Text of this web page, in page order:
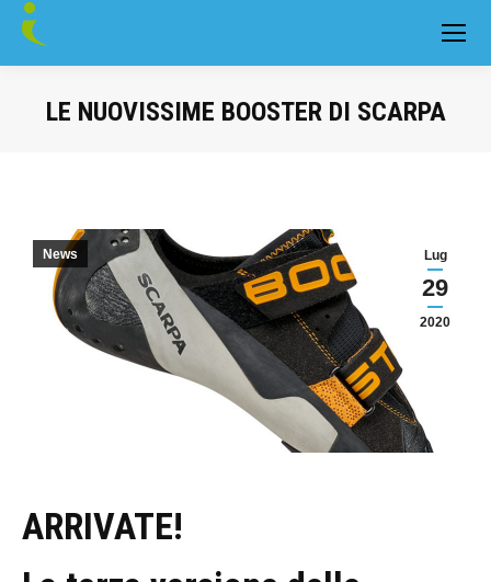
LE NUOVISSIME BOOSTER DI SCARPA
Lug
29
2020
News
ARRIVATE!